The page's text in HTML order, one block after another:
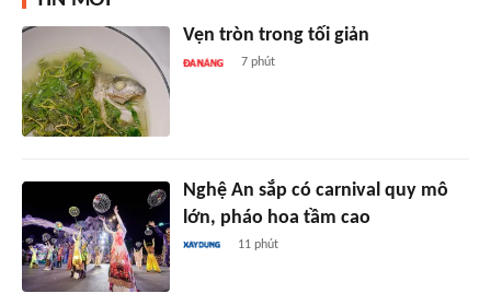
Vẹn tròn trong tối giản
7 phút
Nghệ An sắp có carnival quy mô
lớn, pháo hoa tầm cao
11 phút